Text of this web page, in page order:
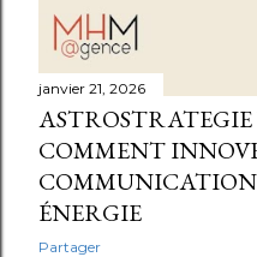
janvier 21, 2026
ASTROSTRATEGIE
COMMENT
COMMUNICATION
ÉNERGIE
Partager